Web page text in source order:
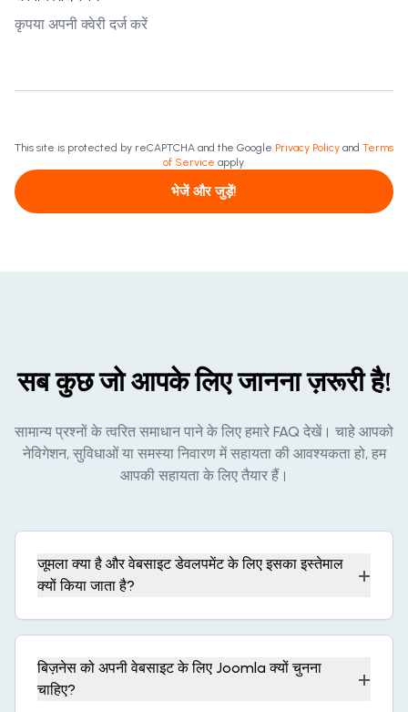
This site is protected by reCAPTCHA and the Google Privacy Policy and Terms
of Service apply.
भेजें और जुड़ें!
सब कुछ जो आपके लिए जानना ज़रूरी है!
सामान्य प्रश्नों के त्वरित समाधान पाने के लिए हमारे FAQ देखें। चाहे आपको
नेविगेशन, सुविधाओं या समस्या निवारण में सहायता की आवश्यकता हो, हम
आपकी सहायता के लिए तैयार हैं।
जूमला क्या है और वेबसाइट डेवलपमेंट के लिए इसका इस्तेमाल
क्यों किया जाता है?
+
बिज़नेस को अपनी वेबसाइट के लिए Joomla क्यों चुनना
चाहिए?
+